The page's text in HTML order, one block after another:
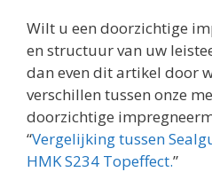
Wilt u een doorzichtige
en structuur van uw
dan even dit artikel door
verschillen tussen onze
doorzichtige
“Vergelijking tussen
HMK S234 Topeffect.”